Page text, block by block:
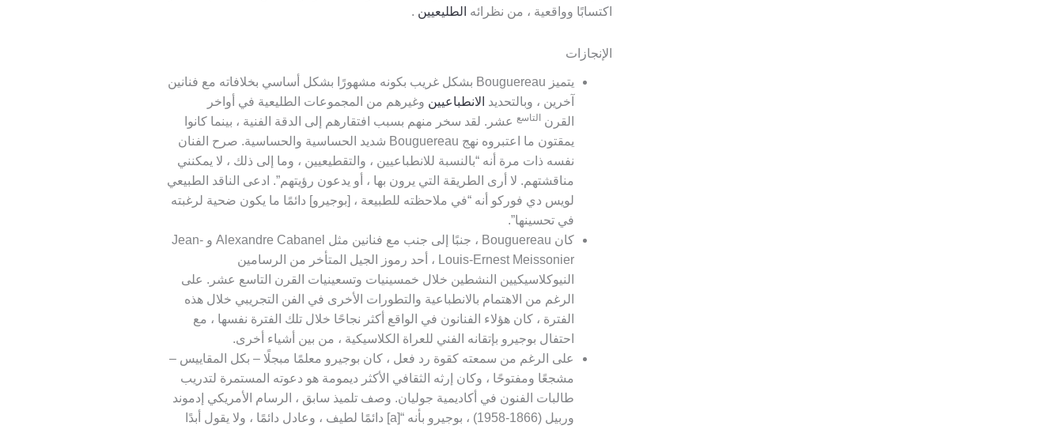
اكتسابًا وواقعية ، من نظرائه الطليعيين .
الإنجازات
يتميز Bouguereau بشكل غريب بكونه مشهورًا بشكل أساسي بخلافاته مع فنانين
آخرين ، وبالتحديد الانطباعيين وغيرهم من المجموعات الطليعية في أواخر
القرن
التاسع عشر. لقد سخر منهم بسبب افتقارهم إلى الدقة الفنية ، بينما كانوا
يمقتون ما اعتبروه نهج Bouguereau شديد الحساسية والحساسية. صرح الفنان
نفسه ذات مرة أنه “بالنسبة للانطباعيين ، والتقطيعيين ، وما إلى ذلك ، لا يمكنني
مناقشتهم. لا أرى الطريقة التي يرون بها ، أو يدعون رؤيتهم”. ادعى الناقد الطبيعي
لويس دي فوركو أنه “في ملاحظته للطبيعة ، [بوجيرو] دائمًا ما يكون ضحية لرغبته
في تحسينها”.
كان Bouguereau ، جنبًا إلى جنب مع فنانين مثل Alexandre Cabanel و Jean-
Louis-Ernest Meissonier ، أحد رموز الجيل المتأخر من الرسامين
النيوكلاسيكيين النشطين خلال خمسينيات وتسعينيات القرن التاسع عشر. على
الرغم من الاهتمام بالانطباعية والتطورات الأخرى في الفن التجريبي خلال هذه
الفترة ، كان هؤلاء الفنانون في الواقع أكثر نجاحًا خلال تلك الفترة نفسها ، مع
احتفال بوجيرو بإتقانه الفني للعراة الكلاسيكية ، من بين أشياء أخرى.
على الرغم من سمعته كقوة رد فعل ، كان بوجيرو معلمًا مبجلًا – بكل المقاييس –
مشجعًا ومفتوحًا ، وكان إرثه الثقافي الأكثر ديمومة هو دعوته المستمرة لتدريب
طالبات الفنون في أكاديمية جوليان. وصف تلميذ سابق ، الرسام الأمريكي إدموند
وربيل (1866-1958) ، بوجيرو بأنه “[a] دائمًا لطيف ، وعادل دائمًا ، ولا يقول أبدًا